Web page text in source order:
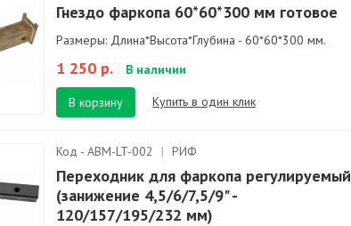
Гнездо фаркопа 60*60*300 мм готовое
Размеры: Длина*Высота*Глубина - 60*60*300 мм.
1 250 р. В наличии
В корзину Купить в один клик
Код - ABM-LT-002 | РИФ
Переходник для фаркопа регулируемый
(занижение 4,5/6/7,5/9" -
120/157/195/232 мм)